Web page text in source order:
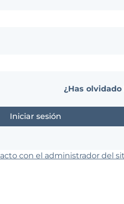
¿Has
con el administrador del